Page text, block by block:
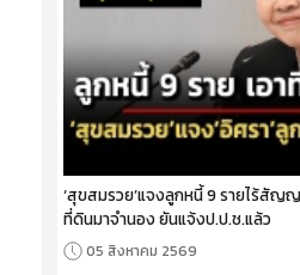
‘สุขสมรวย’แจงลูกหนี้ 9 รายไร้สัญญ
ที่ดินมาจำนอง ยันแจ้งป.ป.ช.แล้ว
05 สิงหาคม 2569